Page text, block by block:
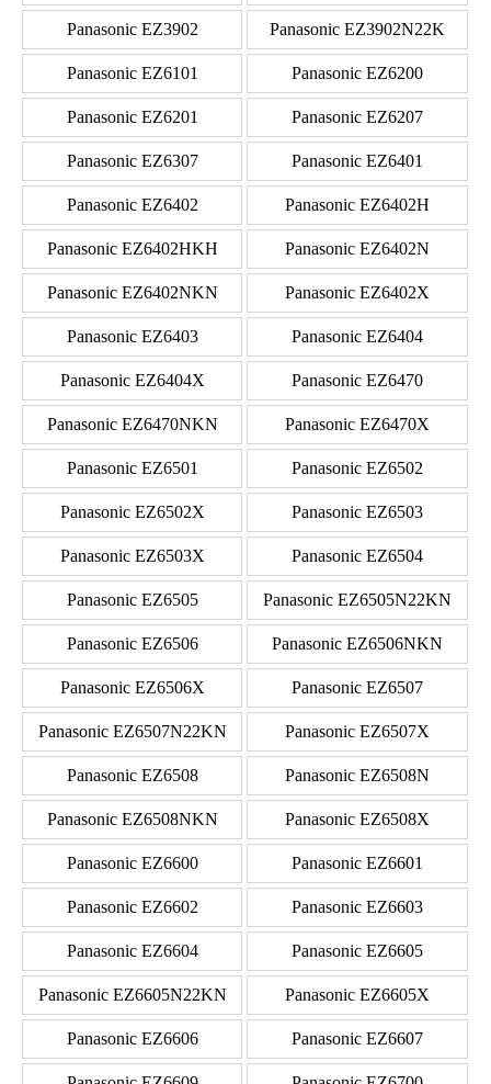
Panasonic EZ3902 Panasonic EZ3902N22K
Panasonic EZ6101 Panasonic EZ6200
Panasonic EZ6201 Panasonic EZ6207
Panasonic EZ6307 Panasonic EZ6401
Panasonic EZ6402 Panasonic EZ6402H
Panasonic EZ6402HKH Panasonic EZ6402N
Panasonic EZ6402NKN Panasonic EZ6402X
Panasonic EZ6403 Panasonic EZ6404
Panasonic EZ6404X Panasonic EZ6470
Panasonic EZ6470NKN Panasonic EZ6470X
Panasonic EZ6501 Panasonic EZ6502
Panasonic EZ6502X Panasonic EZ6503
Panasonic EZ6503X Panasonic EZ6504
Panasonic EZ6505 Panasonic EZ6505N22KN
Panasonic EZ6506 Panasonic EZ6506NKN
Panasonic EZ6506X Panasonic EZ6507
Panasonic EZ6507N22KN Panasonic EZ6507X
Panasonic EZ6508 Panasonic EZ6508N
Panasonic EZ6508NKN Panasonic EZ6508X
Panasonic EZ6600 Panasonic EZ6601
Panasonic EZ6602 Panasonic EZ6603
Panasonic EZ6604 Panasonic EZ6605
Panasonic EZ6605N22KN Panasonic EZ6605X
Panasonic EZ6606 Panasonic EZ6607